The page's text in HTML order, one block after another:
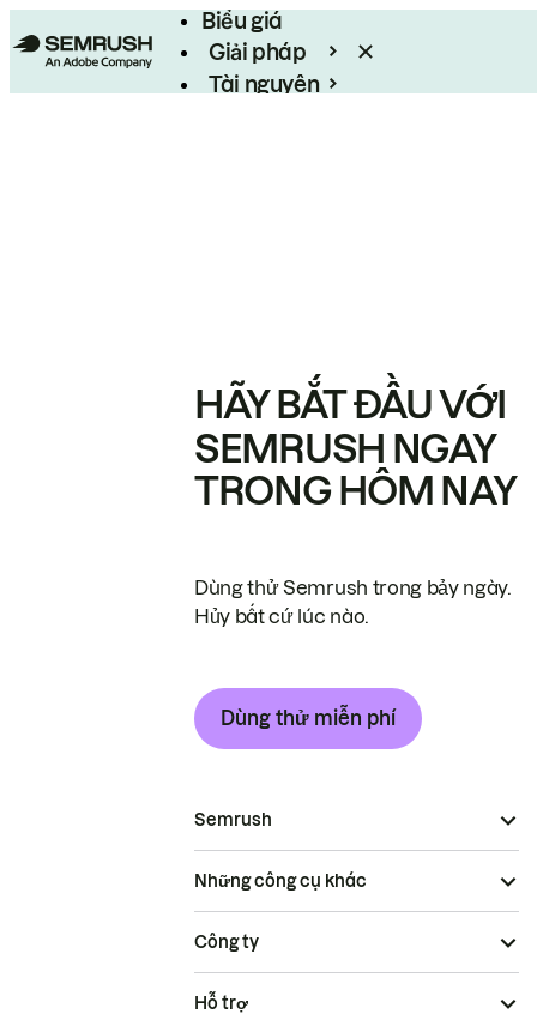
Biểu giá
Giải pháp
Tài nguyên
HÃY BẮT ĐẦU VỚI
SEMRUSH NGAY
TRONG HÔM NAY
Dùng thử Semrush trong bảy ngày.
Hủy bất cứ lúc nào.
Dùng thử miễn phí
Semrush
Những công cụ khác
Công ty
Hỗ trợ